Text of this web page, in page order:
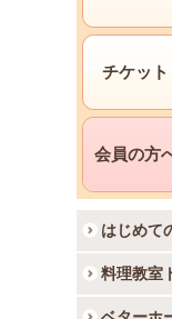
チケット
会員の方
はじめて
料理教室